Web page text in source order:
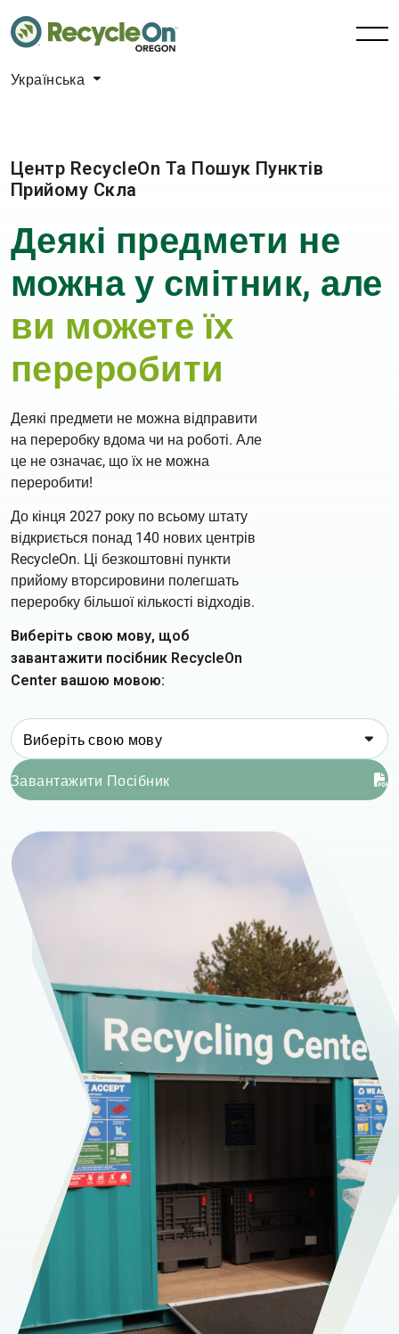
Українська
Центр RecycleOn Та Пошук Пунктів
Прийому Скла
Деякі предмети не
можнау смітник, але
ви можете їх
переробити
Деякі предмети не можна відправити
на переробку вдома чи на роботі. Але
це не означає, що їх не можна
переробити!
До кінця 2027 року по всьому штату
відкриється понад 140 нових центрів
RecycleOn. Ці безкоштовні пункти
прийому вторсировини полегшать
переробку більшої кількості відходів.
Виберіть свою мову, щоб
завантажити посібник RecycleOn
Center вашою мовою:
Виберіть свою мову
Завантажити Посібник